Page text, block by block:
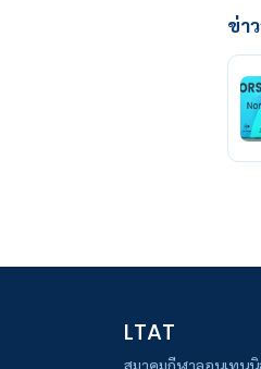
ข่า
LTAT
สมาคมกีฬาลอนเทน